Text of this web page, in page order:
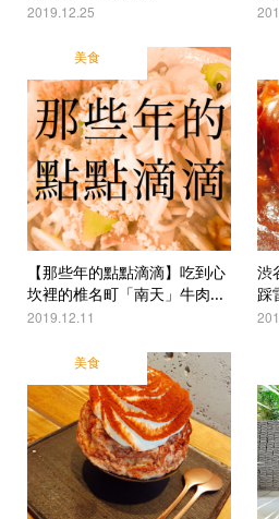
2019.12.25
美食
【那些年的點點滴滴】吃到心
坎裡的椎名町「南天」牛肉...
2019.12.11
渋
踩
美食